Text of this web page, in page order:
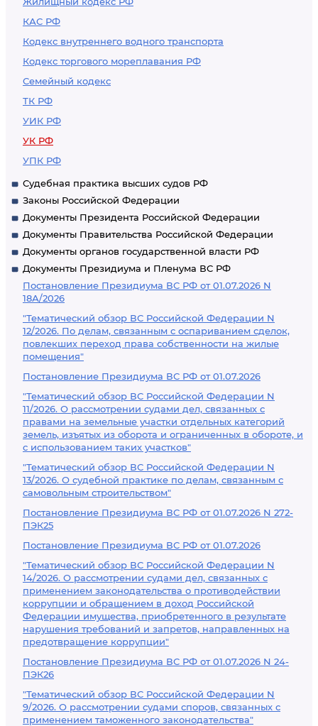
КАС РФ
Кодекс внутреннего водного транспорта
Кодекс торгового мореплавания РФ
Семейный кодекс
ТК РФ
УИК РФ
УК РФ
УПК РФ
Судебная практика высших судов РФ
Законы Российской Федерации
Документы Президента Российской Федерации
Документы Правительства Российской Федерации
Документы органов государственной власти РФ
Документы Президиума и Пленума ВС РФ
Постановление Президиума ВС РФ от 01.07.2026 N
18А/2026
"Тематический обзор ВС Российской Федерации N
12/2026. По делам, связанным с оспариванием сделок,
повлекших переход права собственности на жилые
помещения"
Постановление Президиума ВС РФ от 01.07.2026
"Тематический обзор ВС Российской Федерации N
11/2026. О рассмотрении судами дел, связанных с
правами на земельные участки отдельных категорий
земель, изъятых из оборота и ограниченных в обороте, и
с использованием таких участков"
"Тематический обзор ВС Российской Федерации N
13/2026. О судебной практике по делам, связанным с
самовольным строительством"
Постановление Президиума ВС РФ от 01.07.2026 N 272-
ПЭК25
Постановление Президиума ВС РФ от 01.07.2026
"Тематический обзор ВС Российской Федерации N
14/2026. О рассмотрении судами дел, связанных с
применением законодательства о противодействии
коррупции и обращением в доход Российской
Федерации имущества, приобретенного в результате
нарушения требований и запретов, направленных на
предотвращение коррупции"
Постановление Президиума ВС РФ от 01.07.2026 N 24-
ПЭК26
"Тематический обзор ВС Российской Федерации N
9/2026. О рассмотрении судами споров, связанных с
применением таможенного законодательства"